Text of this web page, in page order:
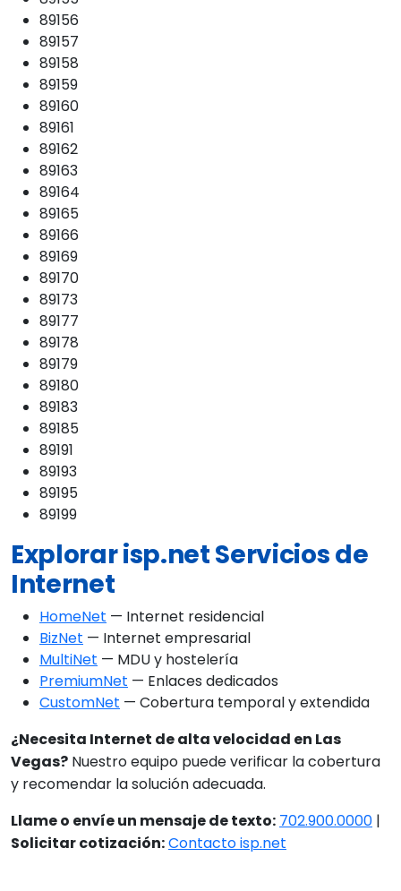
89156
89157
89158
89159
89160
89161
89162
89163
89164
89165
89166
89169
89170
89173
89177
89178
89179
89180
89183
89185
89191
89193
89195
89199
Explorar isp.net Servicios de
Internet
HomeNet — Internet residencial
BizNet — Internet empresarial
MultiNet — MDU y hostelería
PremiumNet — Enlaces dedicados
CustomNet — Cobertura temporal y extendida
¿Necesita Internet de alta velocidad en Las
Vegas? Nuestro equipo puede verificar la cobertura
y recomendar la solución adecuada.
Llame o envíe un mensaje de texto: 702.900.0000 |
Solicitar cotización:Contacto isp.net